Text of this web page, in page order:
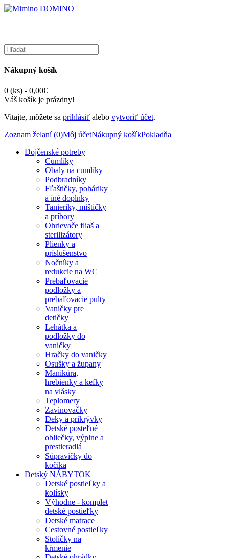
Nákupný košík
0 (ks) - 0,00€
Váš košík je prázdny!
Vitajte, môžete sa prihlásiť alebo vytvoriť účet.
Zoznam želaní (0)Môj účetNákupný košíkPokladňa
Dojčenské potreby
Cumlíky
Obaly na cumlíky
Podbradníky
Fľaštičky, poháriky
a iné doplnky
Tanieriky, mištičky
a príbory
Ohrievače fliaš a
sterilizátory
Plienky a
príslušenstvo
Nočníky a
redukcie na WC
Prebaľovacie
podložky a
prebaľovacie pulty
Vaničky pre
detičky
Lehátka a
podložky do
vaničky
Hračky do vaničky
Osušky a župany
Manikúra,
hrebienky a kefky
na vlásky
Teplomery
Zavinovačky
Deky a prikrývky
Detské posteľné
obliečky, výplne a
prestieradlá
Súpravičky do
kočíka
Detský NÁBYTOK
Detské postieľky a
kolísky
Výhodne - komplet
detské postieľky
Detské matrace
Cestovné postieľky
Stoličky na
kŕmenie